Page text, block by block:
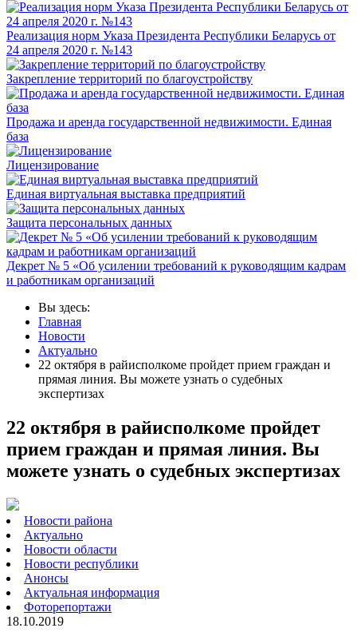
Реализация норм Указа Президента Республики Беларусь от
24 апреля 2020 г. №143
Закрепление территорий по благоустройству
Продажа и аренда государственной недвижимости. Единая
база
Лицензирование
Единая виртуальная выставка предприятий
Защита персональных данных
Декрет № 5 «Об усилении требований к руководящим кадрам
и работникам организаций
Вы здесь:
Главная
Новости
Актуально
22 октября в райисполкоме пройдет прием граждан и
прямая линия. Вы можете узнать о судебных
экспертизах
22 октября в райисполкоме пройдет
прием граждан и прямая линия. Вы
можете узнать о судебных экспертизах
Новости района
Актуально
Новости области
Новости республики
Анонсы
Актуальная информация
Фоторепортажи
18.10.2019